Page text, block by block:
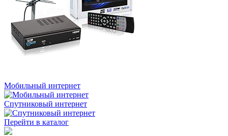
Мобильный интернет
Спутниковый интернет
Перейти в каталог